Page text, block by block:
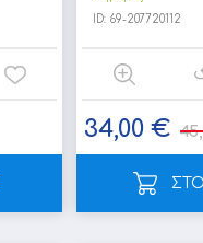
ID:69-207720112
34,00 €